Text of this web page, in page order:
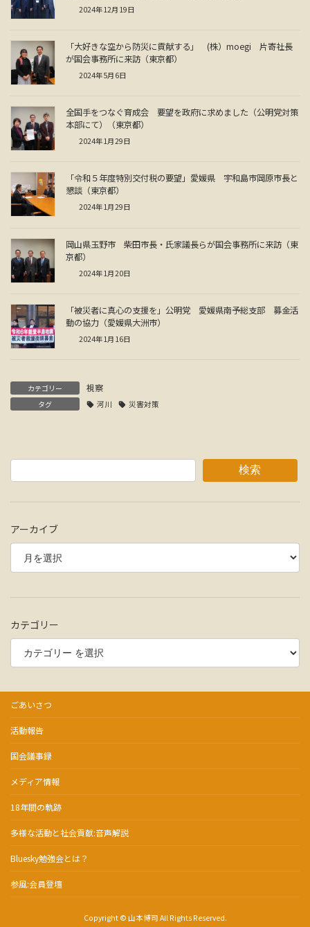
2024年12月19日
「大好きな空から防災に貢献する」 (株）moegi 片寄社長
が国会事務所に来訪（東京都）
2024年5月6日
全国手をつなぐ育成会 要望を政府に求めました（公明党対策
本部にて）（東京都）
2024年1月29日
「令和５年度特別交付税の要望」愛媛県 宇和島市岡原市長と
懇談（東京都）
2024年1月29日
岡山県玉野市 柴田市長・氏家議長らが国会事務所に来訪（東
京都）
2024年1月20日
「被災者に真心の支援を」公明党 愛媛県南予総支部 募金活
動の協力（愛媛県大洲市）
2024年1月16日
カテゴリー 視察
タグ 河川 災害対策
検索
アーカイブ
カテゴリー
ごあいさつ
活動報告
国会議事録
メディア情報
18年間の軌跡
多様な活動と社会貢献:音声解説
Bluesky勉強会とは？
参風:会員登壇
Copyright © 山本博司 All Rights Reserved.